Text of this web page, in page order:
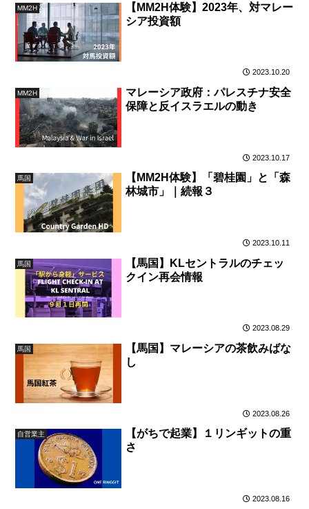
MM2H
【MM2H体験】2023年、対マレー
シア投資額
2023.10.20
MM2H
マレーシア政府：パレスチナ安全
保障と反イスラエルの動き
2023.10.17
馬国
【MM2H体験】「碧桂園」と「森
林城市」｜続報３
2023.10.11
馬国
【馬国】KLセントラルのチェッ
クイン再会情報
2023.08.29
馬国
【馬国】マレーシアの茶飲みばな
し
2023.08.26
自営業主
【がちで起業】１リンギットの重
さ
2023.08.16